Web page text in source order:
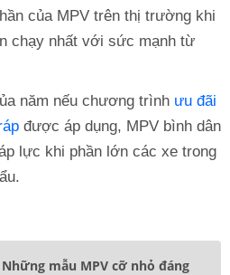
của MPV trên thị trường khi
chạy nhất với sức mạnh từ
năm nếu chương trình ưu đãi
được áp dụng, MPV bình dân
lực khi phần lớn các xe trong
Những mẫu MPV cỡ nhỏ đáng